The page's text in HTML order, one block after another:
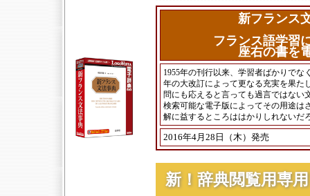
新フランス
フランス語学習
座右の書を
1955年の刊行以来、学習者ばかりでな
年の大改訂によって更なる充実を果た
問にも応えると言っても過言ではない
検索可能な電子版によってその用途は
解に益するところははかりしれないだ
2016年4月28日（木）発売
新！辞典閲覧用専